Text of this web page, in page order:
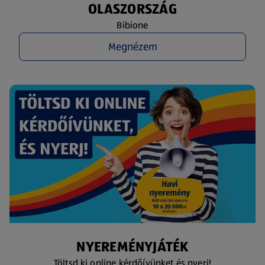
OLASZORSZÁG
Bibione
Megnézem
NYEREMÉNYJÁTÉK